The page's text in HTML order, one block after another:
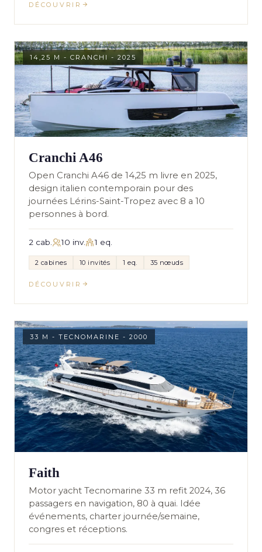
DÉCOUVRIR
14,25 M - CRANCHI - 2025
Cranchi A46
Open Cranchi A46 de 14,25 m livre en 2025,
design italien contemporain pour des
journées Lérins-Saint-Tropez avec 8 a 10
personnes à bord.
2 cab. 10 inv. 1 eq.
2 cabines 10 invités 1 eq. 35 nœuds
DÉCOUVRIR
33 M - TECNOMARINE - 2000
Faith
Motor yacht Tecnomarine 33 m refit 2024, 36
passagers en navigation, 80 à quai. Idée
événements, charter journée/semaine,
congres et réceptions.